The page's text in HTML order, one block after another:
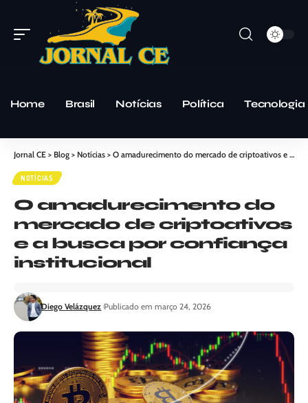
Home Brasil Notícias Política Tecnologia
Jornal CE > Blog > Notícias > O amadurecimento do mercado de criptoativos e a busca por confiança institucional
NOTÍCIAS
O amadurecimento do
mercado de criptoativos
e a busca por confiança
institucional
Diego Velázquez Publicado em março 24, 2026